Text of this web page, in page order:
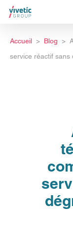
Accueil Blog
service réactif sans